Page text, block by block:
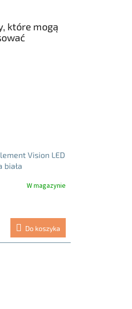
które mogą
Vision LED
biała
W magazynie
Do koszyka